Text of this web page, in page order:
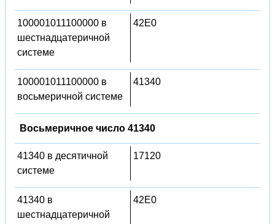
100001011100000 в
шестнадцатеричной
системе
42E0
100001011100000 в
восьмеричной системе
41340
Восьмеричное число 41340
41340 в десятичной
системе
17120
41340 в
шестнадцатеричной
42E0